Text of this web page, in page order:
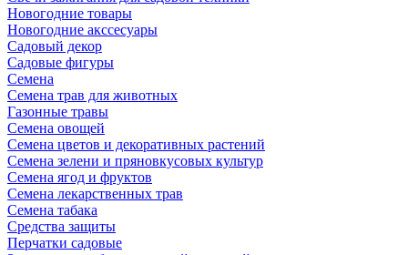
Новогодние товары
Новогодние акссесуары
Садовый декор
Садовые фигуры
Семена
Семена трав для животных
Газонные травы
Семена овощей
Семена цветов и декоративных растений
Семена зелени и пряновкусовых культур
Семена ягод и фруктов
Семена лекарственных трав
Семена табака
Средства защиты
Перчатки садовые